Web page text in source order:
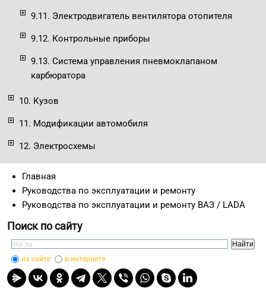
9.11. Электродвигатель вентилятора отопителя
9.12. Контрольные приборы
9.13. Система управления пневмоклапаном
карбюратора
10. Кузов
11. Модификации автомобиля
12. Электросхемы
Главная
Руководства по эксплуатации и ремонту
Руководства по эксплуатации и ремонту ВАЗ / LADA
Поиск по сайту
на сайте в интернете